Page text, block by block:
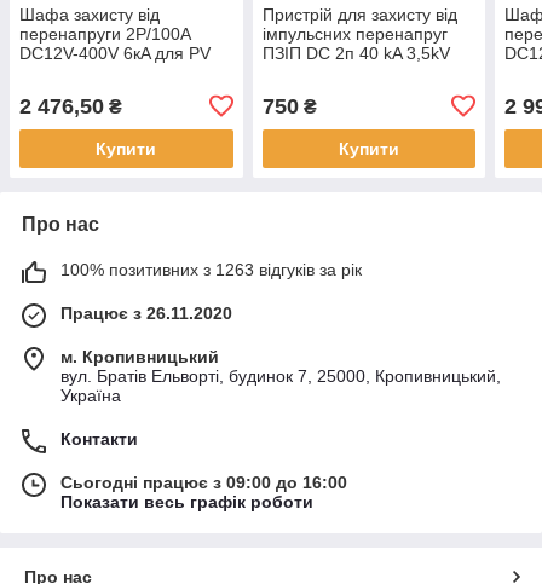
Шафа захисту від
перенапруги 2Р/100A
DC12V-400V 6кA для PV
2 476,50 ₴
Купити
Пристрій для захисту від
імпульсних перенапруг
ПЗІП DC 2п 40 kA 3,5kV
750₴
Купити
2
Про нас
100% позитивних з 1263 відгуків за рік
Працює з 26.11.2020
м. Кропивницький
вул. Братів Ельворті, будинок 7, 25000, Кропивницький,
Україна
Контакти
Сьогодні працює з 09:00 до 16:00
Показати весь графік роботи
Про нас